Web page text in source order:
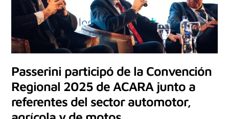
Passerini participó de la Convención
Regional 2025 de ACARA junto a
referentes del sector automotor,